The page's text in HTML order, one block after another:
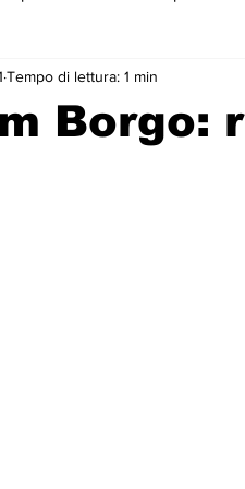
piano
Borgo:
Tempo di lettura: 1 min